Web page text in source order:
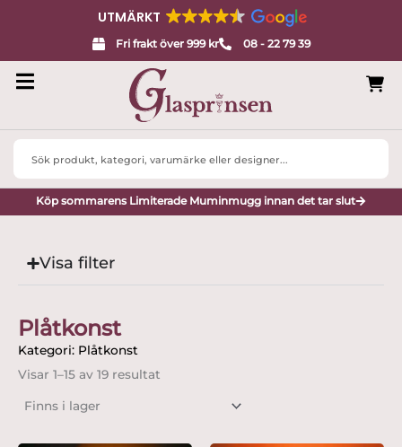
UTMÄRKT
Fri frakt över 999 kr 08 - 22 79 39
Search
Köp sommarens Limiterade Muminmugg innan det tar slut
Visa filter
Plåtkonst
Kategori: Plåtkonst
Visar 1–15 av 19 resultat